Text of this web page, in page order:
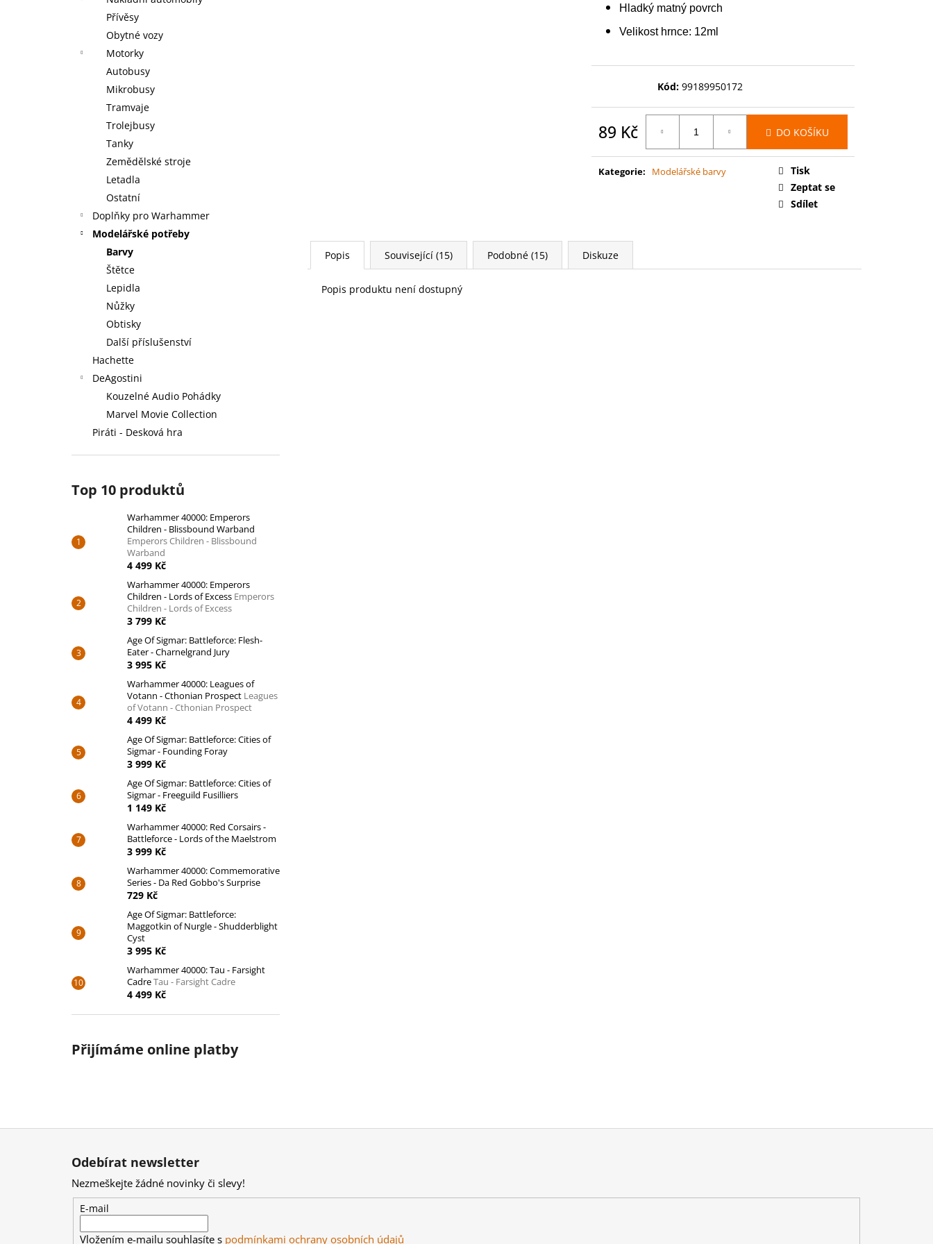
Přívěsy
Obytné vozy
Motorky
Autobusy
Mikrobusy
Tramvaje
Trolejbusy
Tanky
Zemědělské stroje
Letadla
Ostatní
Doplňky pro Warhammer
Modelářské potřeby
Barvy
Štětce
Lepidla
Nůžky
Obtisky
Další příslušenství
Hachette
DeAgostini
Kouzelné Audio Pohádky
Marvel Movie Collection
Piráti - Desková hra
Top 10 produktů
Warhammer 40000: Emperors
Children - Blissbound Warband
Emperors Children - Blissbound
Warband
4 499 Kč
Warhammer 40000: Emperors
Children - Lords of Excess Emperors
Children - Lords of Excess
3 799 Kč
Age Of Sigmar: Battleforce: Flesh-
Eater - Charnelgrand Jury
3 995 Kč
Warhammer 40000: Leagues of
Votann - Cthonian Prospect Leagues
of Votann - Cthonian Prospect
4 499 Kč
Age Of Sigmar: Battleforce: Cities of
Sigmar - Founding Foray
3 999 Kč
Age Of Sigmar: Battleforce: Cities of
Sigmar - Freeguild Fusilliers
1 149 Kč
Warhammer 40000: Red Corsairs -
Battleforce - Lords of the Maelstrom
3 999 Kč
Warhammer 40000: Commemorative
Series - Da Red Gobbo's Surprise
729 Kč
Age Of Sigmar: Battleforce:
Maggotkin of Nurgle - Shudderblight
Cyst
3 995 Kč
Warhammer 40000: Tau - Farsight
CadreTau - Farsight Cadre
4 499 Kč
Přijímáme online platby
Hladký matný povrch
Velikost hrnce: 12ml
Kód: 99189950172
89 Kč
cena:
DO KOŠÍKU
Kategorie: Modelářské barvy
Tisk
Zeptat se
Sdílet
Popis Související (15) Podobné (15) Diskuze
Popis produktu není dostupný
WARHAMMER 40000: EMPERORS
CHILDREN - BLISSBOUND WARBAND
EMPERORS CHILDREN - BLISSBOUND
WARBAND
4 499 Kč
AGE OF SIGMAR: BATTLEFORCE: FLESH-
EATER - CHARNELGRAND JURY
Z
Odebírat newsletter
Nezmeškejte žádné novinky či slevy!
E-mail
Vložením e-mailu souhlasíte s podmínkami ochrany osobních údajů